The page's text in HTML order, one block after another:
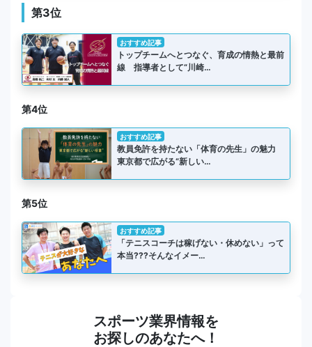
第3位
おすすめ記事
トップチームへとつなぐ、育成の情熱と最前
線 指導者として“川崎…
第4位
おすすめ記事
教員免許を持たない「体育の先生」の魅力
東京都で広がる“新しい…
第5位
おすすめ記事
「テニスコーチは稼げない・休めない」って
本当???そんなイメー…
スポーツ業界情報を
お探しのあなたへ！